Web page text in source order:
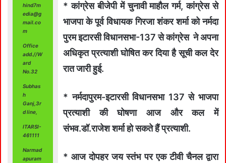
hind7m
edia@g
mail.co
m
Office
add.//W
ard
No.32
Subhas
h
Ganj,3r
d line,
ITARSI-
461111
Narmad
apuram
* कांग्रेस बीजेपी में चुनावी माहौल गर्म, कांग्रेस से
भाजपा के पूर्व विधायक गिरजा शंकर शर्मा को नर्मदा
पुरम इटारसी विधानसभा-137 से कांग्रेस ने अपना
अधिकृत प्रत्याशी घोषित कर दिया है सूची कल देर
रात जारी हुई.
* नर्मदापुरम-इटारसी विधानसभा 137 से भाजपा
प्रत्याशी की घोषणा आज और कल में
संभव.डॉ.राजेश शर्मा हो सकते हैं प्रत्याशी.
* आज दोपहर जय स्तंभ पर एक टीवी चैनल द्वारा